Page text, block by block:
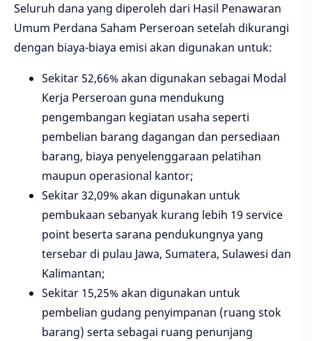
Seluruh dana yang diperoleh dari Hasil Penawaran
Umum Perdana Saham Perseroan setelah dikurangi
dengan biaya-biaya emisi akan digunakan untuk:
Sekitar 52,66% akan digunakan sebagai Modal
Kerja Perseroan guna mendukung
pengembangan kegiatan usaha seperti
pembelian barang dagangan dan persediaan
barang, biaya penyelenggaraan pelatihan
maupun operasional kantor;
Sekitar 32,09% akan digunakan untuk
pembukaan sebanyak kurang lebih 19 service
point beserta sarana pendukungnya yang
tersebar di pulau Jawa, Sumatera, Sulawesi dan
Kalimantan;
Sekitar 15,25% akan digunakan untuk
pembelian gudang penyimpanan (ruang stok
barang) serta sebagai ruang penunjang